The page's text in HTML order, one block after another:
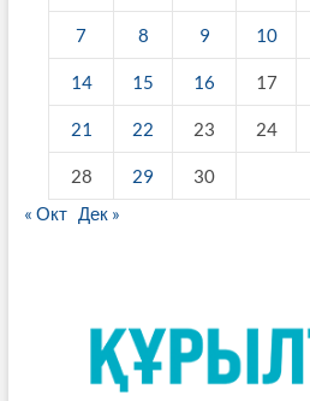
7 8 9 10
14 15 16 17
21 22 23 24
28 29
30
« Окт Дек »